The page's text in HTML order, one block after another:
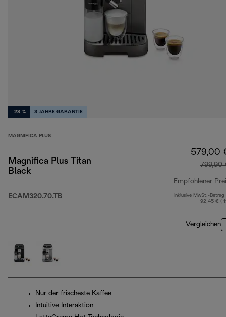
-28 % 3 JAHRE GARANTIE
MAGNIFICA PLUS
Magnifica Plus Titan
Black
ECAM320.70.TB
579,00
799,90
Empfohlener
Inklusive MwSt.-Betrag
92,45 € (
Vergleichen
Nur der frischeste Kaffee
Intuitive Interaktion